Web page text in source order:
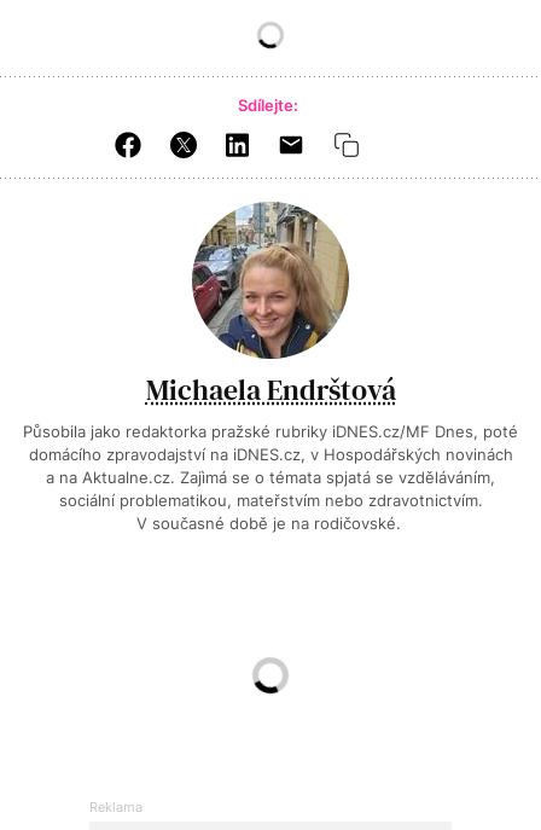
Sdílejte:
Michaela Endrštová
Působila jako redaktorka pražské rubriky iDNES.cz/MF Dnes, poté
domácího zpravodajství na iDNES.cz, v Hospodářských novinách
a na Aktualne.cz. Zajìmá se o témata spjatá se vzděláváním,
sociální problematikou, mateřstvím nebo zdravotnictvím.
V současné době je na rodičovské.